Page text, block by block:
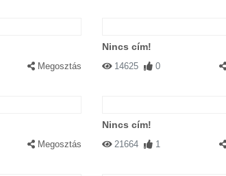
Megosztás
Nincs cím!
14625 0
Megosztás
Nincs cím!
21664 1